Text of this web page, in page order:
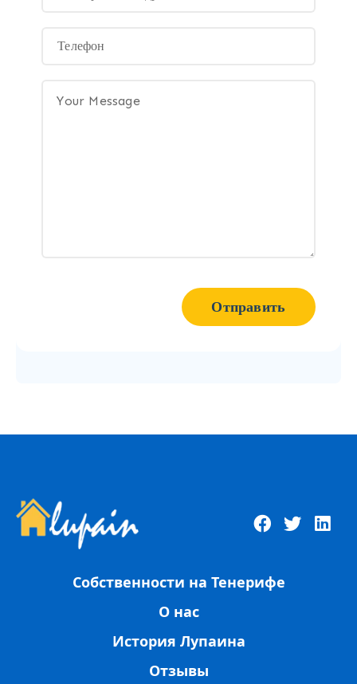
Отправить
Собственности на Тенерифе
О нас
История Лупаина
Отзывы